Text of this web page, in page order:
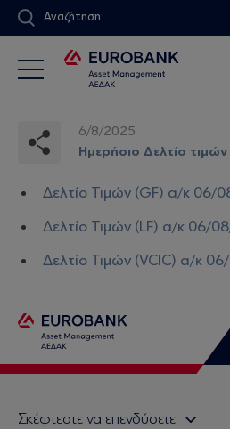
Αναζήτηση
6/8/2025
Ημερήσιο Δελτίο
Δελτίο Τιμών (GF) α/κ 06/
Δελτίο Τιμών (LF) α/κ 06/
Δελτίο Τιμών (VCIC) α/κ
Σκέφτεστε να επενδύσετε;